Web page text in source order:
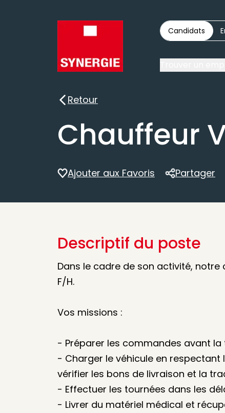
Candidats
Retour
Retour
Chauffeur
Ajouter aux Favoris
Partager
Partager
Descriptif du poste
Dans le cadre de son activité,
F/H.
Vos missions :
- Préparer les commandes avant la
- Charger le véhicule en respectant
vérifier les bons de livraison et la
- Effectuer les tournées dans les
- Livrer du matériel médical et